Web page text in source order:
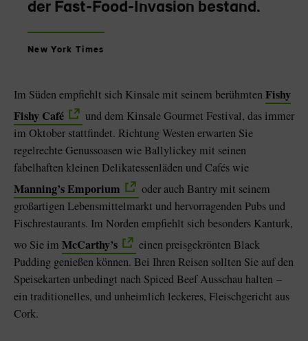
der Fast-Food-Invasion bestand.
New York Times
Im Süden empfiehlt sich Kinsale mit seinem berühmtenFishy
Fishy Café
und dem Kinsale Gourmet Festival, das immer
im Oktober stattfindet. Richtung Westen erwarten Sie
regelrechte Genussoasen wie Ballylickey mit seinen
fabelhaften kleinen Delikatessenläden und Cafés wie
Manning’s Emporium
oder auch Bantry mit seinem
großartigen Lebensmittelmarkt und hervorragenden Pubs und
Fischrestaurants. Im Norden empfiehlt sich besonders Kanturk,
wo Sie im McCarthy’s
einen preisgekrönten Black
Pudding genießen können. Bei Ihren Reisen sollten Sie auf den
Speisekarten unbedingt nach Spiced Beef Ausschau halten –
ein traditionelles, und unheimlich leckeres, Fleischgericht aus
Cork.